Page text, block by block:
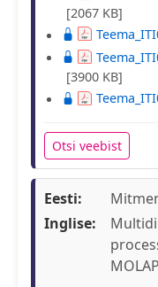
[2067 KB]
[3900 KB]
Otsi veebist
Eesti:
Inglise:
MOLAP